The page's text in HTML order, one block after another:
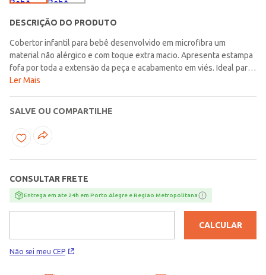
DESCRIÇÃO DO PRODUTO
Cobertor infantil para bebê desenvolvido em microfibra um
material não alérgico e com toque extra macio. Apresenta estampa
fofa por toda a extensão da peça e acabamento em viés. Ideal para
o seu pequeno ter noites de conforto e aconchego! Composição:
Ler Mais
SALVE OU COMPARTILHE
CONSULTAR FRETE
Entrega em ate 24h em Porto Alegre e Regiao Metropolitana
Não sei meu CEP
CALCULAR